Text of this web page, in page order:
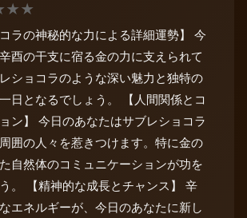
★★
コラの神秘的な力による詳細運勢】 今
酉の干支に宿る金の力に支えられて
ショコラのような深い魅力と独特の
日となるでしょう。 【人間関係とコ
ン】 今日のあなたはサブレショコラ
囲の人々を惹きつけます。特に金の
自然体のコミュニケーションが功を
。 【精神的な成長とチャンス】 辛
エネルギーが、今日のあなたに新し